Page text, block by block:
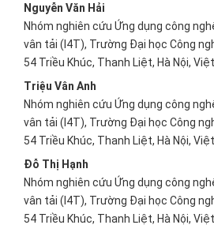
Nguyễn Văn Hải
Nhóm nghiên cứu Ứng dụng công
vân tải (I4T), Trường Đại học Công
54 Triều Khúc, Thanh Liệt, Hà Nội,
Triệu Vân Anh
Nhóm nghiên cứu Ứng dụng công
vân tải (I4T), Trường Đại học Công
54 Triều Khúc, Thanh Liệt, Hà Nội,
Đỗ Thị Hạnh
Nhóm nghiên cứu Ứng dụng công
vân tải (I4T), Trường Đại học Công
54 Triều Khúc, Thanh Liệt, Hà Nội,